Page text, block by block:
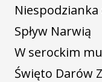
Spływ Narwią
W serockim
Święto Darów